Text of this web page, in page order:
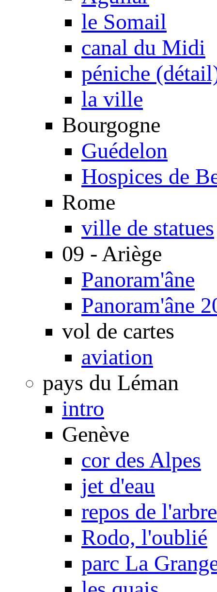
le Somail
canal du Midi
péniche
la ville
Bourgogne
Guédelon
Hospices de
Rome
ville de statues
09 - Ariège
Panoram'âne
Panoram'âne
vol de cartes
aviation
pays du Léman
intro
Genève
cor des Alpes
jet d'eau
repos de l'arbre
Rodo, l'oublié
parc La